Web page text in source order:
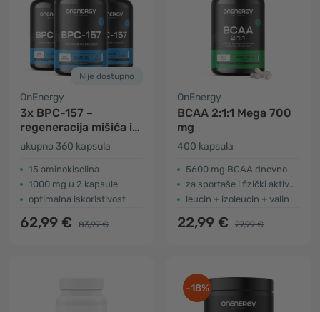
Nije dostupno
OnEnergy
3x BPC-157 –
regeneracija mišića i
zglobova
ukupno 360 kapsula
15 aminokiselina
1000 mg u 2 kapsule
optimalna iskoristivost
62,99 € 83,97 €
OnEnergy
BCAA 2:1:1 Mega 700
mg
400 kapsula
5600 mg BCAA dnevno
za sportaše i fizički aktivne osobe
leucin + izoleucin + valin
22,99 € 27,99 €
-18%